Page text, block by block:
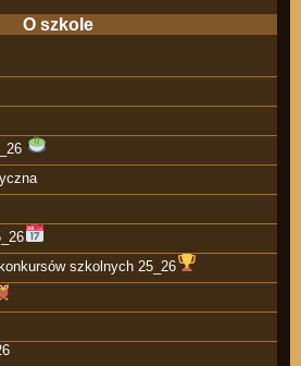
O szkole
szkolnych 25_26